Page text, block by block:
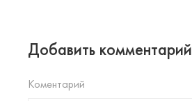
Добавить комментарий
Коментарий